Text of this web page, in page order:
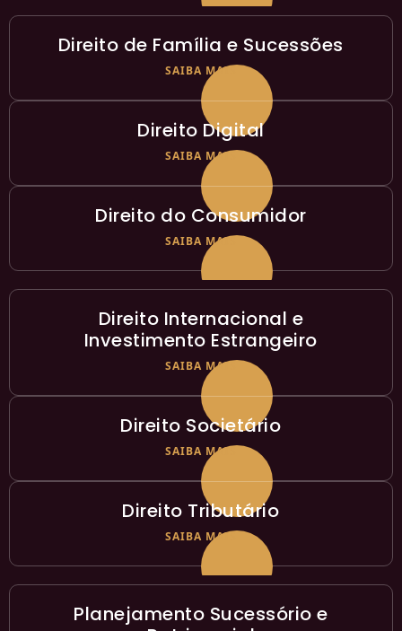
Direito de Família e Sucessões
SAIBA MAIS
Direito Digital
SAIBA MAIS
Direito do Consumidor
SAIBA MAIS
Direito Internacional e
Investimento Estrangeiro
SAIBA MAIS
Direito Societário
SAIBA MAIS
Direito Tributário
SAIBA MAIS
Planejamento Sucessório e